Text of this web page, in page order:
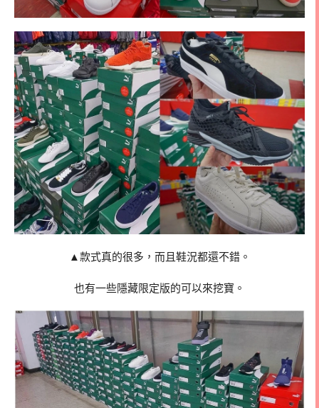
▲款式真的很多，而且鞋況都還不錯。
也有一些隱藏限定版的可以來挖寶。